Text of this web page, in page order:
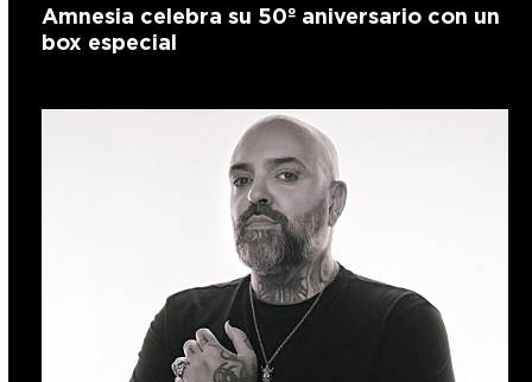
Amnesia celebra su 50º aniversario con un
box especial